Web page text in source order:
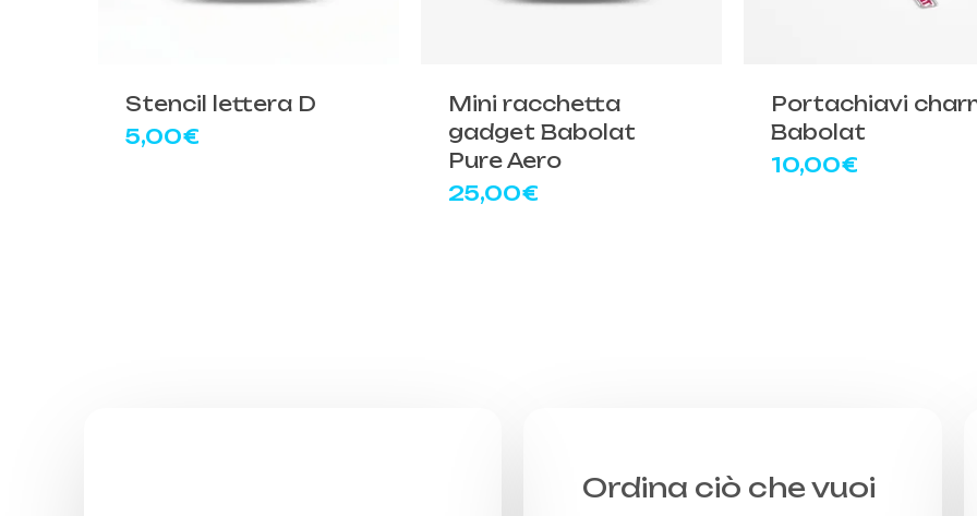
Stencil lettera D
5,00€
Mini racchetta
gadget Babolat
Pure Aero
25,00€
Portachiavi
Babolat
10,00€
Ordina ciò che vuoi